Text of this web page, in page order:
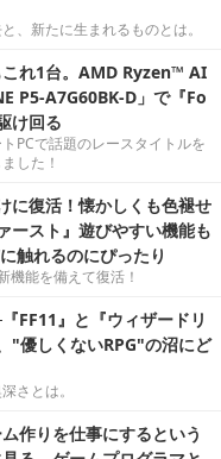
能を備えて復活！
"優しくないRPG"の沼にど
さとは。
作りを仕事にするという
る，ゲームプログラマと
よる就活イベント「キャリア
貿易センター浜松町館で開催
せて取材した、各社の現場で
6』をプレイ。ハ
ドゲーミングの底力を体